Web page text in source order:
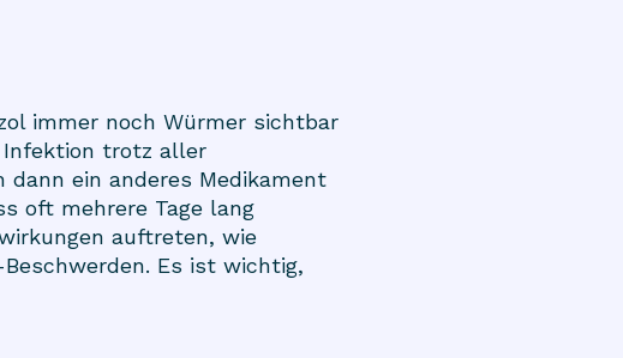
immer noch Würmer sichtbar
Infektion trotz aller
dann ein anderes Medikament
oft mehrere Tage lang
auftreten, wie
Es ist wichtig,